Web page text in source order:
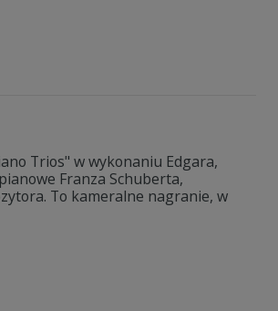
Trios" w wykonaniu Edgara,
Franza Schuberta,
To kameralne nagranie, w